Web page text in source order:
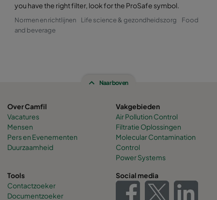
you have the right filter, look for the ProSafe symbol.
Normen en richtlijnen Life science & gezondheidszorg
Food
and beverage
Naar boven
Over Camfil
Vacatures
Mensen
Pers en Evenementen
Duurzaamheid
Vakgebieden
Air Pollution Control
Filtratie Oplossingen
Molecular Contamination
Control
Power Systems
Tools
Contactzoeker
Documentzoeker
Social media